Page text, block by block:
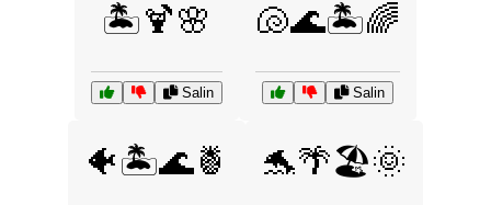
🏝️🍹🌸
Salin
🐚🌊🏝️🌈
Salin
🐠🏝️🌊🍍 🐬🌴🏖️🌞